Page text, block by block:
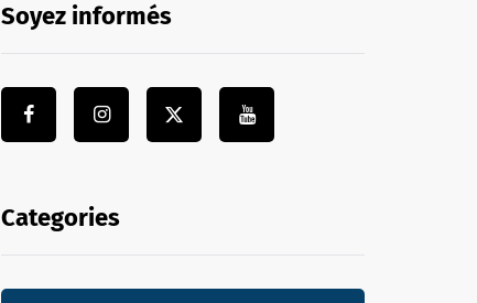
Soyez informés
Categories